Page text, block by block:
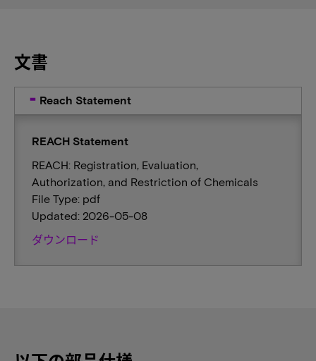
文書
Reach Statement
REACH Statement
REACH: Registration, Evaluation,
Authorization, and Restriction of Chemicals
File Type: pdf
Updated: 2026-05-08
ダウンロード